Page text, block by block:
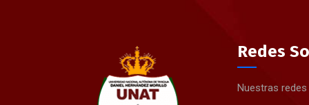
Redes
Nuestras